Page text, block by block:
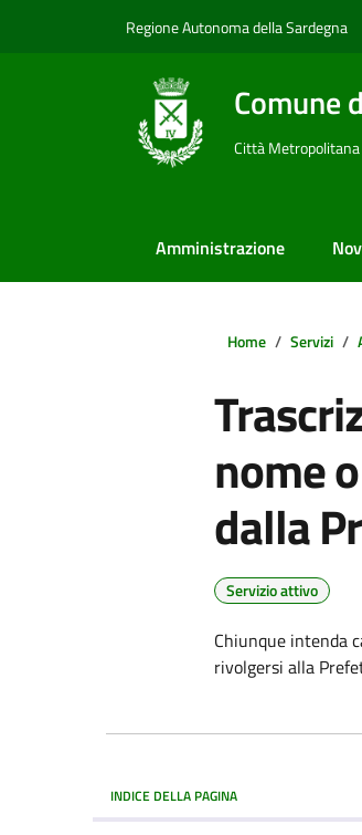
Regione Autonoma della Sardegna
Comune
Città Metropolitana
Amministrazione
Home Servizi
nome
dalla
Servizio attivo
Chiunque intenda
rivolgersi alla
INDICE DELLA PAGINA